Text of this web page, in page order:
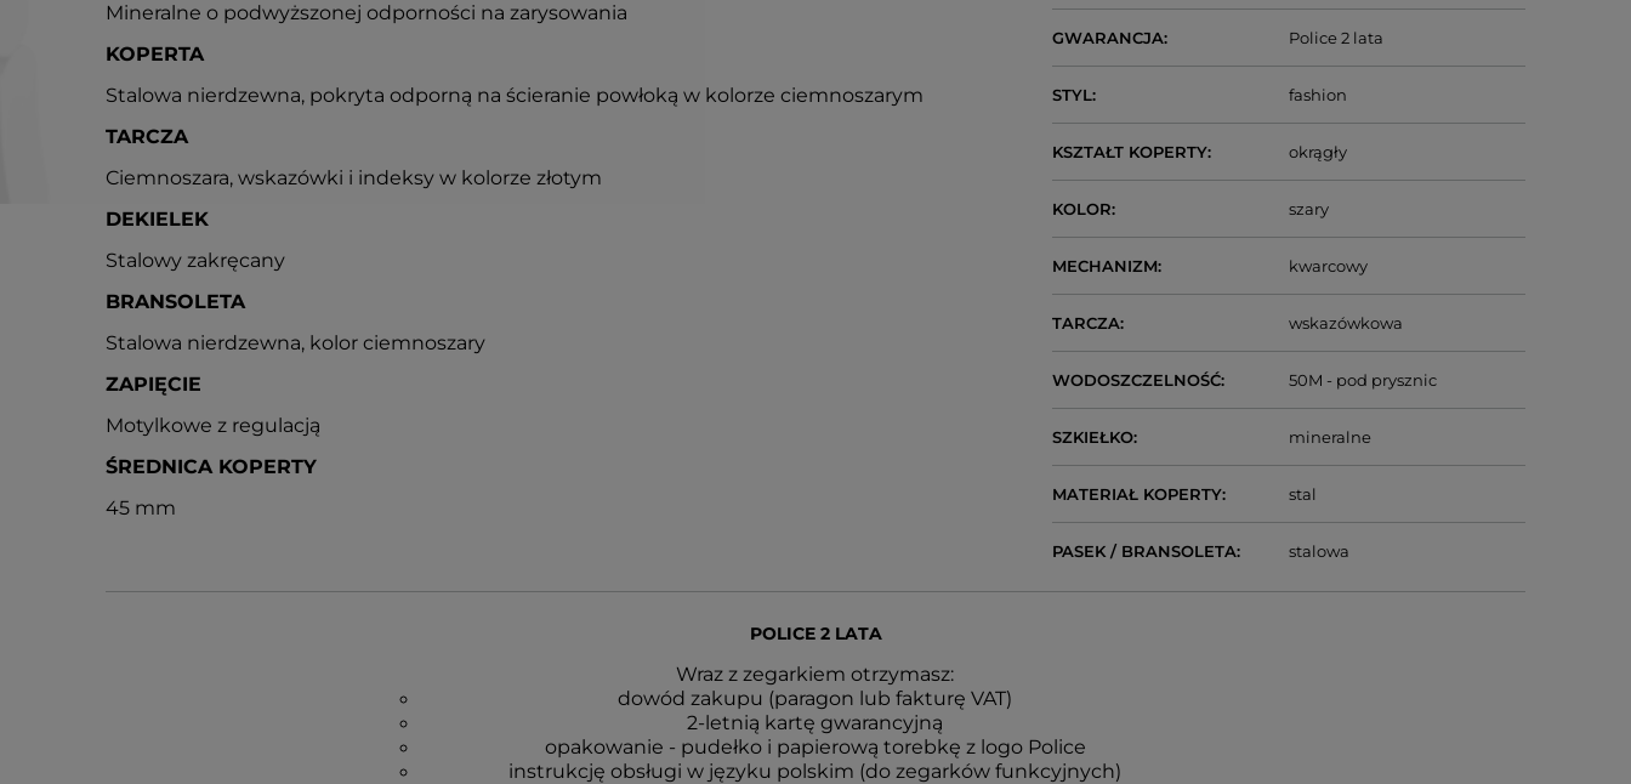
Mineralne o podwyższonej odporności na zarysowania
KOPERTA
Stalowa nierdzewna, pokryta odporną na ścieranie powłoką w kolorze ciemnoszarym
TARCZA
Ciemnoszara, wskazówki i indeksy w kolorze złotym
DEKIELEK
Stalowy zakręcany
BRANSOLETA
Stalowa nierdzewna, kolor ciemnoszary
ZAPIĘCIE
Motylkowe z regulacją
ŚREDNICA KOPERTY
45 mm
GWARANCJA Police 2 lata
STYL fashion
KSZTAŁT KOPERTY okrągły
KOLOR szary
MECHANIZM kwarcowy
TARCZA wskazówkowa
WODOSZCZELNOŚĆ 50M - pod prysznic
SZKIEŁKO mineralne
MATERIAŁ KOPERTY stal
PASEK / BRANSOLETA stalowa
POLICE 2 LATA
Wraz z zegarkiem otrzymasz:
dowód zakupu (paragon lub fakturę VAT)
2-letnią kartę gwarancyjną
opakowanie - pudełko i papierową torebkę z logo Police
instrukcję obsługi w języku polskim (do zegarków funkcyjnych)